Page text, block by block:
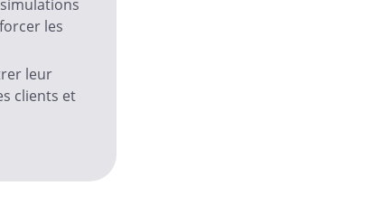
les
leur
clients et